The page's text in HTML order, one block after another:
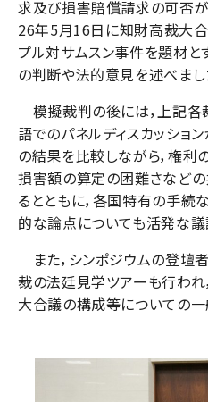
求及び損害賠償請求の可否
26年5月16日に知財高裁大
プル対サムスン事件を題材と
の判断や法的意見を述べまし
模擬裁判の後には，上記
語でのパネルディスカッショ
の結果を比較しながら，権利
損害額の算定の困難さなど
るとともに，各国特有の手続
的な論点についても活発な議
また，シンポジウムの登壇
裁の法廷見学ツアーも行われ
大合議の構成等についての